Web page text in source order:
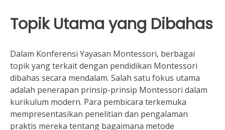
Topik Utama yang Dibahas
Dalam Konferensi Yayasan Montessori, berbagai
topik yang terkait dengan pendidikan Montessori
dibahas secara mendalam. Salah satu fokus utama
adalah penerapan prinsip-prinsip Montessori dalam
kurikulum modern. Para pembicara terkemuka
mempresentasikan penelitian dan pengalaman
praktis mereka tentang bagaimana metode